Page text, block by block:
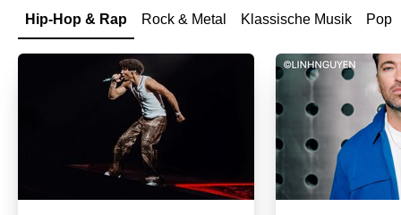
Hip-Hop & Rap Rock & Metal Klassische Musik Pop